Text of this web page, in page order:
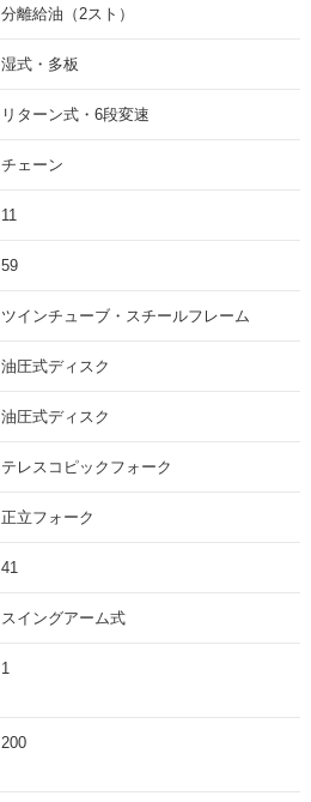
分離給油（2スト）
湿式・多板
リターン式・6段変速
チェーン
11
59
ツインチューブ・スチールフレーム
油圧式ディスク
油圧式ディスク
テレスコピックフォーク
正立フォーク
41
スイングアーム式
1
200